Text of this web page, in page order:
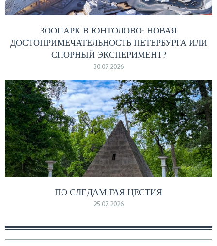
ЗООПАРК В ЮНТОЛОВО: НОВАЯ
ДОСТОПРИМЕЧАТЕЛЬНОСТЬ ПЕТЕРБУРГА ИЛИ
СПОРНЫЙ ЭКСПЕРИМЕНТ?
30.07.2026
ПО СЛЕДАМ ГАЯ ЦЕСТИЯ
25.07.2026